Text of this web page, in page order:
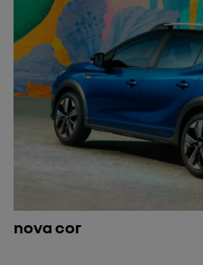
nova cor